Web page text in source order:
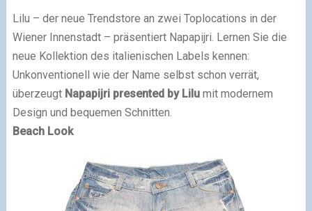
Lilu – der neue Trendstore an zwei Toplocations in der
Wiener Innenstadt – präsentiert Napapijri. Lernen Sie die
neue Kollektion des italienischen Labels kennen:
Unkonventionell wie der Name selbst schon verrät,
überzeugt Napapijri presented by Lilumit modernem
Design und bequemen Schnitten.
Beach Look